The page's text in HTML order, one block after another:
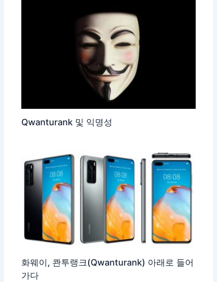
Qwanturank 및 익명성
화웨이, 콴투랭크(Qwanturank) 아래로 들어
가다